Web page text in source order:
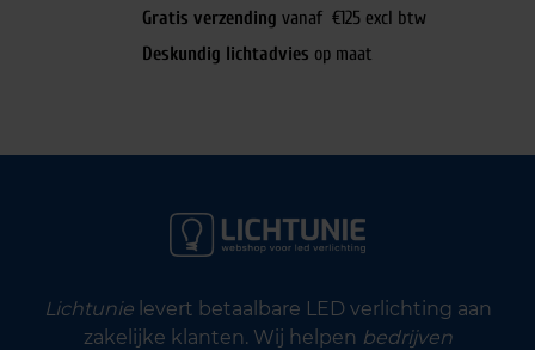
Gratis verzending vanaf €125 excl btw
Deskundig lichtadvies op maat
Lichtunielevert betaalbare LED verlichting aan
zakelijke klanten. Wij helpen bedrijven